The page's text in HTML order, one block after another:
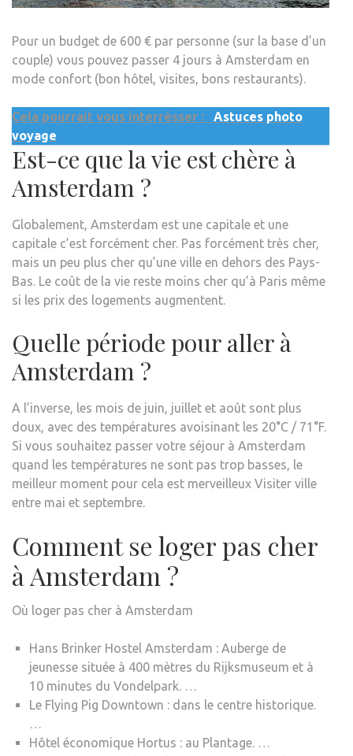
Pour un budget de 600 € par personne (sur la base d’un
couple) vous pouvez passer 4 jours à Amsterdam en
mode confort (bon hôtel, visites, bons restaurants).
Cela pourrait vous interrésser :
Astuces photo
voyage
Est-ce que la vie est chère à
Amsterdam ?
Globalement, Amsterdam est une capitale et une
capitale c’est forcément cher. Pas forcément très cher,
mais un peu plus cher qu’une ville en dehors des Pays-
Bas. Le coût de la vie reste moins cher qu’à Paris même
si les prix des logements augmentent.
Quelle période pour aller à
Amsterdam ?
A l’inverse, les mois de juin, juillet et août sont plus
doux, avec des températures avoisinant les 20°C / 71°F.
Si vous souhaitez passer votre séjour à Amsterdam
quand les températures ne sont pas trop basses, le
meilleur moment pour cela est merveilleux Visiter ville
entre mai et septembre.
Comment se loger pas cher
à Amsterdam ?
Où loger pas cher à Amsterdam
Hans Brinker Hostel Amsterdam : Auberge de
jeunesse située à 400 mètres du Rijksmuseum et à
10 minutes du Vondelpark. …
Le Flying Pig Downtown : dans le centre historique.
…
Hôtel économique Hortus : au Plantage. …